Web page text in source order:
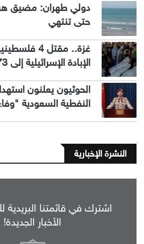
دولي طهران: مضيق
حتى تنتهي
غزة.. مقتل 4
الإبادة الإسرائيلية إلى 73 ألفا و381
الحوثيون يعلنون
النفطية السعودية
النشرة الإخبارية
اشترك في قائمتنا
الأخبار الجديدة!